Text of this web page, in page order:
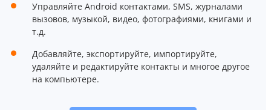
Управляйте Android контактами, SMS, журналами
вызовов, музыкой, видео, фотографиями, книгами и
т.д.
Добавляйте, экспортируйте, импортируйте,
удаляйте и редактируйте контакты и многое другое
на компьютере.